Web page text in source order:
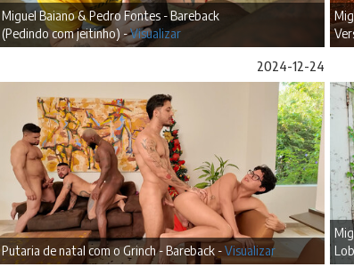
Miguel Baiano & Pedro Fontes - Bareback
(Pedindo com jeitinho) -Visualizar
2024-12-24
Putaria de natal com o Grinch - Bareback -Visualizar